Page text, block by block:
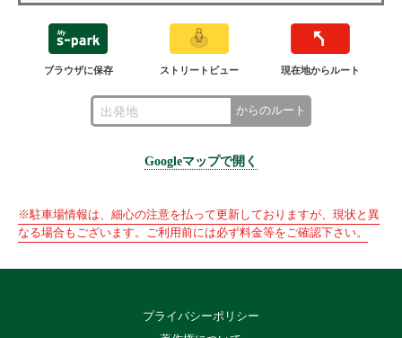
ブラウザに保存 ストリートビュー 現在地からルート
からのルート
Googleマップで開く
※駐車場情報は、細心の注意を払って更新しておりますが、現状と異
なる場合もございます。ご利用前には必ず料金等をご確認下さい。
プライバシーポリシー